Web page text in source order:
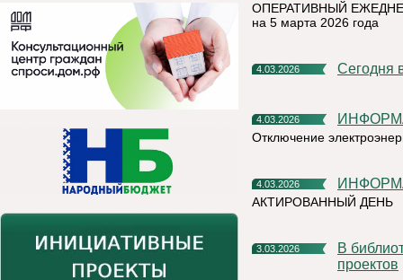
ОПЕРАТИВНЫЙ
на 5 марта 2026 года
4.03.2026
4.03.2026
Отключение
4.03.2026
АКТИРОВАННЫЙ ДЕНЬ
3.03.2026
В библиотеке пройдет собрание по обсуждению народных
проектов